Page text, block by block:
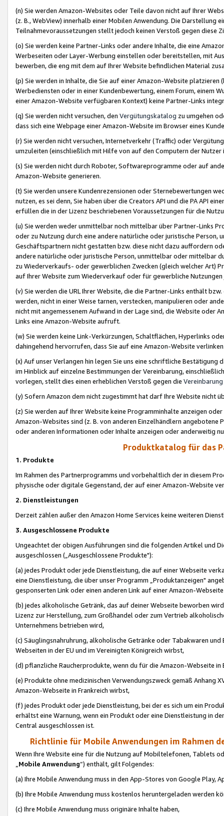
(n) Sie werden Amazon-Websites oder Teile davon nicht auf Ihrer
(z. B., WebView) innerhalb einer Mobilen Anwendung. Die Darstellung
Teilnahmevoraussetzungen stellt jedoch keinen Verstoß gegen diese
(o) Sie werden keine Partner-Links oder andere Inhalte, die eine
Werbeseiten oder Layer-Werbung einstellen oder bereitstellen, mit
bewerben, die eng mit dem auf Ihrer Website befindlichen Material
(p) Sie werden in Inhalte, die Sie auf einer Amazon-Website
Werbediensten oder in einer Kundenbewertung, einem Forum, einem
einer Amazon-Website verfügbaren Kontext) keine Partner-Links
(q) Sie werden nicht versuchen, den Vergütungskatalog zu umgehen
dass sich eine Webpage einer Amazon-Website im Browser eines
(r) Sie werden nicht versuchen, Internetverkehr (Traffic) oder
umzuleiten (einschließlich mit Hilfe von auf den Computern der
(s) Sie werden nicht durch Roboter, Softwareprogramme oder auf
Amazon-Website generieren.
(t) Sie werden unsere Kundenrezensionen oder Sternebewertungen
nutzen, es sei denn, Sie haben über die Creators API und die PA API
erfüllen die in der Lizenz beschriebenen Voraussetzungen für die
(u) Sie werden weder unmittelbar noch mittelbar über Partner-Links
oder zu Nutzung durch eine andere natürliche oder juristische
Geschäftspartnern nicht gestatten bzw. diese nicht dazu auffordern
andere natürliche oder juristische Person, unmittelbar oder mittelbar
zu Wiederverkaufs- oder gewerblichen Zwecken (gleich welcher Art)
auf Ihrer Website zum Wiederverkauf oder für gewerbliche
(v) Sie werden die URL Ihrer Website, die die Partner-Links enthält
werden, nicht in einer Weise tarnen, verstecken, manipulieren oder
nicht mit angemessenem Aufwand in der Lage sind, die Website oder
Links eine Amazon-Website aufruft.
(w) Sie werden keine Link-Verkürzungen, Schaltflächen, Hyperlinks
dahingehend hervorrufen, dass Sie auf eine Amazon-Website
(x) Auf unser Verlangen hin legen Sie uns eine schriftliche
im Hinblick auf einzelne Bestimmungen der Vereinbarung,
vorlegen, stellt dies einen erheblichen Verstoß gegen die Vereinbarung
(y) Sofern Amazon dem nicht zugestimmt hat darf Ihre Website nicht
(z) Sie werden auf Ihrer Website keine Programminhalte anzeigen
Amazon-Websites sind (z. B. von anderen Einzelhändlern
oder anderen Informationen oder Inhalte anzeigen oder anderweitig
Produktkatalog für das
1. Produkte
Im Rahmen des Partnerprogramms und vorbehaltlich der in diesem
physische oder digitale Gegenstand, der auf einer Amazon-Website
2. Dienstleistungen
Derzeit zählen außer den Amazon Home Services keine weiteren
3. Ausgeschlossene Produkte
Ungeachtet der obigen Ausführungen sind die folgenden Artikel und
ausgeschlossen („Ausgeschlossene Produkte"):
(a) jedes Produkt oder jede Dienstleistung, die auf einer Webseite
eine Dienstleistung, die über unser Programm „Produktanzeigen"
gesponserten Link oder einen anderen Link auf einer Amazon-
(b) jedes alkoholische Getränk, das auf deiner Webseite beworben
Lizenz zur Herstellung, zum Großhandel oder zum Vertrieb
Unternehmens betrieben wird,
(c) Säuglingsnahruhrung, alkoholische Getränke oder Tabakwaren
Webseiten in der EU und im Vereinigten Königreich wirbst,
(d) pflanzliche Raucherprodukte, wenn du für die Amazon-Webseite in
(e) Produkte ohne medizinischen Verwendungszweck gemäß Anhang
Amazon-Webseite in Frankreich wirbst,
(f) jedes Produkt oder jede Dienstleistung, bei der es sich um ein
erhältst eine Warnung, wenn ein Produkt oder eine Dienstleistung in
Central ausgeschlossen ist.
Richtlinie für Mobile Anwendungen im Rahmen
Wenn Ihre Website eine für die Nutzung auf Mobiltelefonen, Tablets
„Mobile Anwendung“) enthält, gilt Folgendes:
(a) Ihre Mobile Anwendung muss in den App-Stores von Google Play,
(b) Ihre Mobile Anwendung muss kostenlos heruntergeladen werden
(c) Ihre Mobile Anwendung muss originäre Inhalte haben,